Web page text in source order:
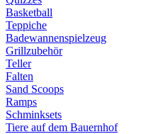
Basketball
Teppiche
Badewannenspielzeug
Grillzubehör
Teller
Falten
Sand Scoops
Ramps
Schminksets
Tiere auf dem Bauernhof